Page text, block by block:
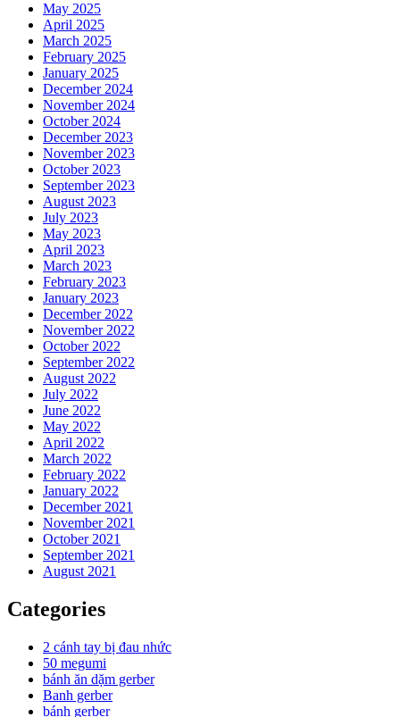
May 2025
April 2025
March 2025
February 2025
January 2025
December 2024
November 2024
October 2024
December 2023
November 2023
October 2023
September 2023
August 2023
July 2023
May 2023
April 2023
March 2023
February 2023
January 2023
December 2022
November 2022
October 2022
September 2022
August 2022
July 2022
June 2022
May 2022
April 2022
March 2022
February 2022
January 2022
December 2021
November 2021
October 2021
September 2021
August 2021
Categories
2 cánh tay bị đau nhức
50 megumi
bánh ăn dặm gerber
Banh gerber
bánh gerber